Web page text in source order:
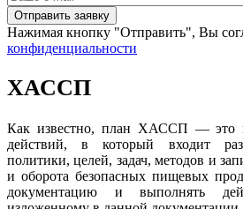
Нажимая кнопку "Отправить", Вы
конфиденциальности
ХАССП
Как известно, план ХАССП — это
действий, в который входит
политики, целей, задач, методов и
и оборота безопасных пищевых
документацию и выполнять